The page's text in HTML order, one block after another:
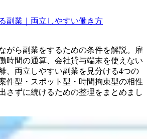
副業｜両立しやすい働き方
がら副業をするための条件を解説。雇
時間の通算、会社貸与端末を使えない
、両立しやすい副業を見分ける4つの
件型・スポット型・時間拘束型の相性
さずに続けるための整理をまとめまし